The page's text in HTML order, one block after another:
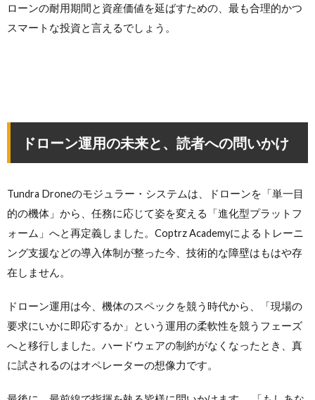
ローンの耐用期間と資産価値を延ばすための、最も合理的かつ
スマートな投資と言えるでしょう。
ドローン運用の未来と、読者への問いかけ
Tundra Droneのモジュラー・システムは、ドローンを「単一目
的の機体」から、任務に応じて姿を変える「進化型プラットフ
ォーム」へと再定義しました。Coptrz Academyによるトレーニ
ング支援などの導入体制が整った今、技術的な障壁はもはや存
在しません。
ドローン運用は今、機体のスペックを競う時代から、「現場の
要求にいかに即応するか」という運用の柔軟性を競うフェーズ
へと移行しました。ハードウェアの制約がなくなったとき、真
に試されるのはオペレーターの想像力です。